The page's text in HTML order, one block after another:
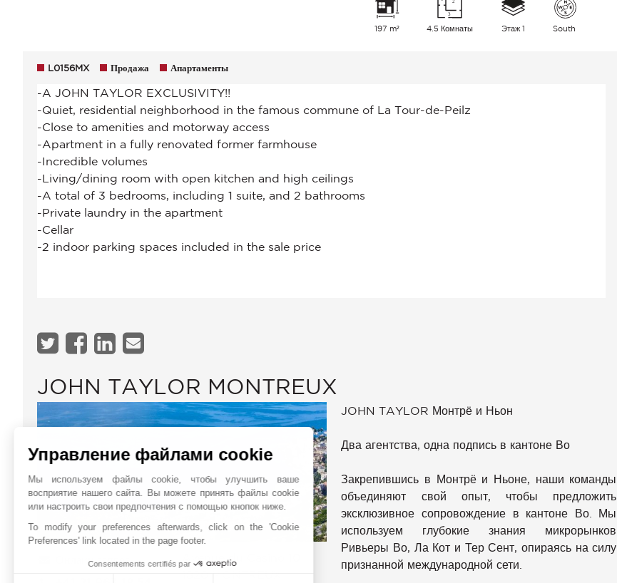
197 m² 4.5 Комнаты Этаж 1 South
L0156MX Продажа Апартаменты
JOHN TAYLOR MONTREUX
Онлайн запрос
Avenue du Casino 10
JOHN TAYLOR Монтрё и Ньон
Два агентства, одна подпись в кантоне Во
Закрепившись в Монтрё и Ньоне, наши команды
объединяют свой опыт, чтобы предложить
эксклюзивное сопровождение в кантоне Во. Мы
используем глубокие знания микрорынков
Ривьеры Во, Ла Кот и Тер Сент, опираясь на силу
признанной международной сети.
Управление файлами cookie
Мы используем файлы cookie, чтобы улучшить ваше
восприятие нашего сайта. Вы можете принять файлы cookie
или настроить свои предпочтения с помощью кнопок ниже.
To modify your preferences afterwards, click on the 'Cookie
Preferences' link located in the page footer.
Consentements certifiés par